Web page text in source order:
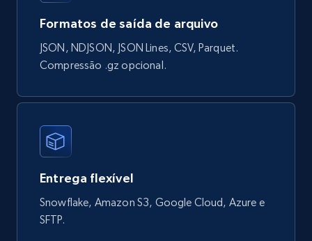
Wayfair products
Initial price, Discount, Final price, and more.
eCommerce
821+ 80+
Formatos de saída de arquivo
JSON, NDJSON, JSON Lines, CSV, Parquet.
Compressão .gz opcional.
Entrega flexível
Snowflake, Amazon S3, Google Cloud, Azure e
SFTP.